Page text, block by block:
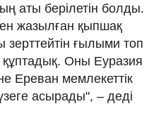
аты берілетін болды.
жазылған қыпшақ
зерттейтін ғылыми топ
Оны Еуразия
Ереван мемлекеттік
асырады", – деді